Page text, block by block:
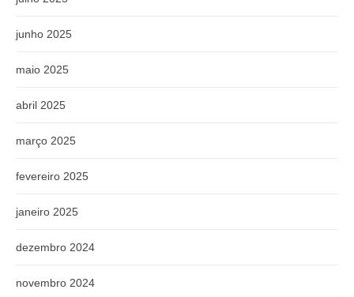
junho 2025
maio 2025
abril 2025
março 2025
fevereiro 2025
janeiro 2025
dezembro 2024
novembro 2024